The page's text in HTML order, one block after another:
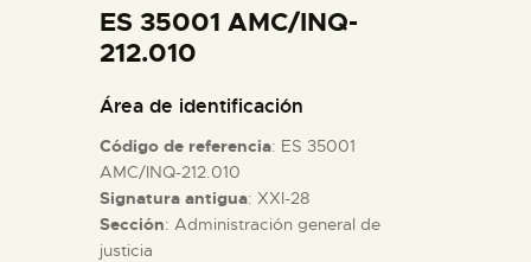
COLECCIONES
ESPAÑOL
PREPARAR LA VISITA
ES 35001 AMC/INQ-
212.010
Área de identificación
Código de referencia: ES 35001
AMC/INQ-212.010
Signatura antigua: XXI-28
Sección: Administración general de
justicia